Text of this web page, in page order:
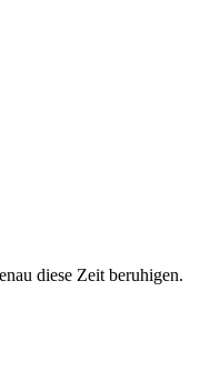
diese Zeit beruhigen.